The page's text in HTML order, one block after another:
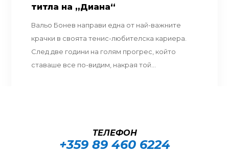
титла на „Диана“
Вальо Бонев направи една от най-важните
крачки в своята тенис-любителска кариера.
След две години на голям прогрес, който
ставаше все по-видим, накрая той...
ТЕЛЕФОН
+359 89 460 6224­